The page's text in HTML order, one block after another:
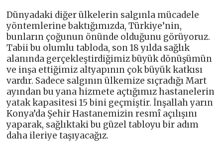
Dünyadaki diğer ülkelerin salgınla mücadele
yöntemlerine baktığımızda, Türkiye’nin,
bunların çoğunun önünde olduğunu görüyoruz.
Tabii bu olumlu tabloda, son 18 yılda sağlık
alanında gerçekleştirdiğimiz büyük dönüşümün
ve inşa ettiğimiz altyapının çok büyük katkısı
vardır. Sadece salgının ülkemize sıçradığı Mart
ayından bu yana hizmete açtığımız hastanelerin
yatak kapasitesi 15 bini geçmiştir. İnşallah yarın
Konya’da Şehir Hastanemizin resmî açılışını
yaparak, sağlıktaki bu güzel tabloyu bir adım
daha ileriye taşıyacağız.